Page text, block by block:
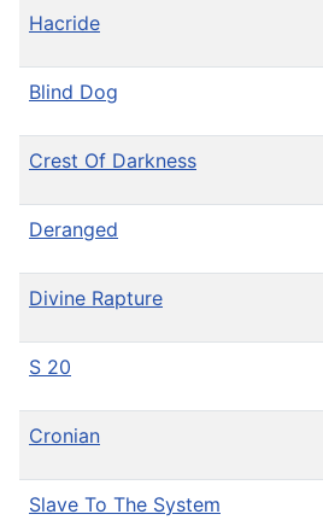
Hacride
Blind Dog
Crest Of Darkness
Deranged
Divine Rapture
S 20
Cronian
Slave To The System